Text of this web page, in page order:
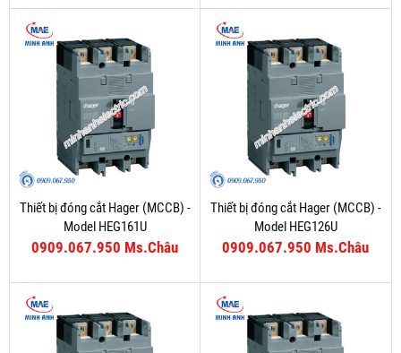
Thiết bị đóng cắt Hager (MCCB) -
Model HEG161U
0909.067.950 Ms.Châu
Thiết bị đóng cắt Hager (MCCB) -
Model HEG126U
0909.067.950 Ms.Châu